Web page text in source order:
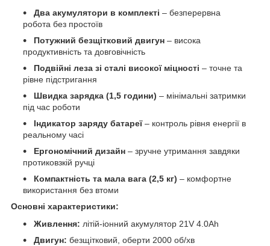
Два акумулятори в комплекті – безперервна
робота без простоїв
Потужний безщітковий двигун – висока
продуктивність та довговічність
Подвійні леза зі сталі високої міцності – точне та
рівне підстригання
Швидка зарядка (1,5 години) – мінімальні затримки
під час роботи
Індикатор заряду батареї– контроль рівня енергії в
реальному часі
Ергономічний дизайн – зручне утримання завдяки
протиковзкій ручці
Компактність та мала вага (2,5 кг) – комфортне
використання без втоми
Основні характеристики:
Живлення: літій-іонний акумулятор 21V 4.0Ah
Двигун: безщітковий, оберти 2000 об/хв